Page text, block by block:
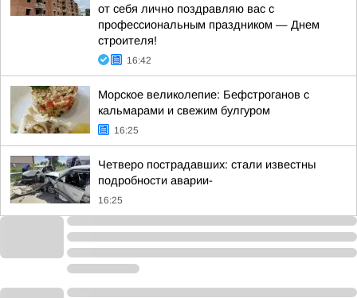
от себя лично поздравляю вас с
профессиональным праздником — Днем
строителя!
16:42
Морское великолепие: Бефстроганов с
кальмарами и свежим булгуром
16:25
Четверо пострадавших: стали известны
подробности аварии-
16:25